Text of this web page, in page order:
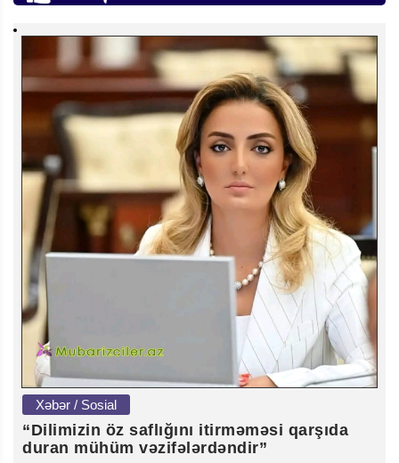
Xəbər / Sosial
“Dilimizin öz saflığını itirməməsi qarşıda
duran mühüm vəzifələrdəndir”